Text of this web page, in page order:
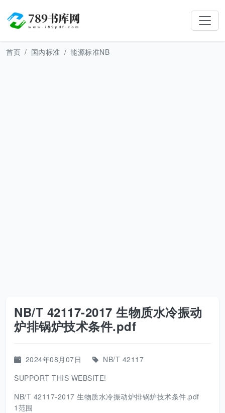
首页 国内标准 能源标准NB
NB/T 42117-2017 生物质水冷振动
炉排锅炉技术条件.pdf
2024年08月07日
NB/T 42117
SUPPORT THIS WEBSITE!
NB/T 42117-2017 生物质水冷振动炉排锅炉技术条件.pdf
1范围